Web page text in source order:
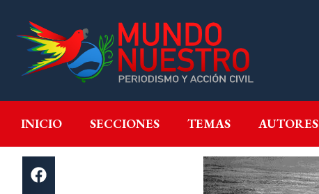
INICIO SECCIONES TEMAS AUTORES
INICIO SECCIONES